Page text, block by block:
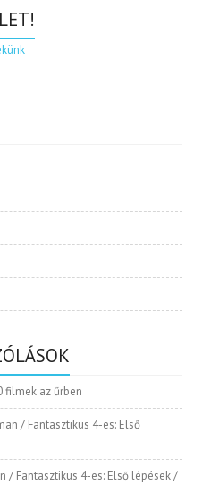
filmek az űrben
/ Fantasztikus 4-es: Első
/ Fantasztikus 4-es: Első lépések /